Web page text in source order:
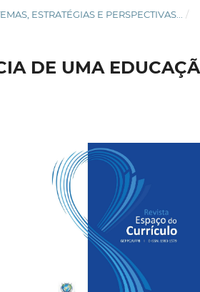
ESTRATÉGIAS E PERSPECTIVAS...
/
DE UMA